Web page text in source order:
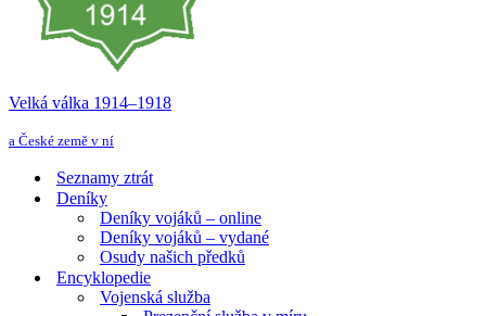
Velká válka 1914–⁠⁠⁠⁠⁠⁠1918
a České země v ní
Seznamy ztrát
Deníky
Deníky vojáků – online
Deníky vojáků – vydané
Osudy našich předků
Encyklopedie
Vojenská služba